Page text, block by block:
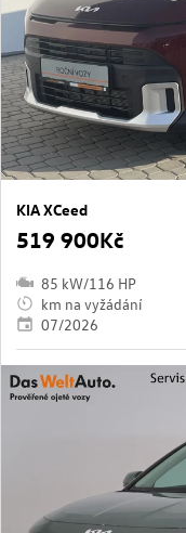
KIA XCeed
519 900Kč
85 kW/116 HP
km na vyžádání
07/2026